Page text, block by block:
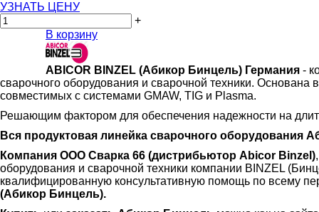
УЗНАТЬ ЦЕНУ
+
В корзину
ABICOR BINZEL (Абикор Бинцель) Германия -
сварочного оборудования и сварочной техники. Основана
совместимых с системами GMAW, TIG и Plasma.
Решающим фактором для обеспечения надежности на
Вся продуктовая линейка сварочного оборудования
Компания ООО Сварка 66 (дистрибьютор Abicor Binzel)
оборудования и сварочной техники компании BINZEL
квалифицированную консультативную помощь по всему
(Абикор Бинцель).